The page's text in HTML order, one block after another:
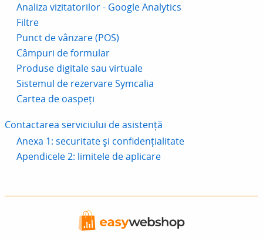
Analiza vizitatorilor - Google Analytics
Filtre
Punct de vânzare (POS)
Câmpuri de formular
Produse digitale sau virtuale
Sistemul de rezervare Symcalia
Cartea de oaspeți
Contactarea serviciului de asistență
Anexa 1: securitate și confidențialitate
Apendicele 2: limitele de aplicare